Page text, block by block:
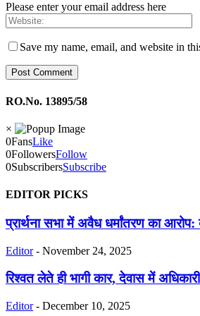
Please enter your email address here
Save my name, email, and website in
RO.No. 13895/58
×
0FansLike
0FollowersFollow
0SubscribersSubscribe
EDITOR PICKS
प्रार्थना सभा में अवैध धर्मांतरण का
Editor - November 24, 2025
रिश्वत लेते ही भागी कार, देवास में
Editor - December 10, 2025